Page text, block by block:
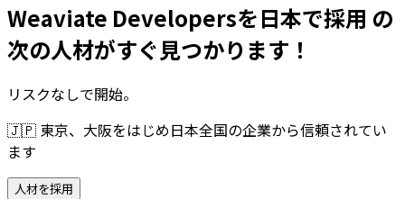
Weaviate Developersを日本で採用 の
次の人材がすぐ見つかります！
リスクなしで開始。
🇯🇵 東京、大阪をはじめ日本全国の企業から信頼されてい
ます
人材を採用